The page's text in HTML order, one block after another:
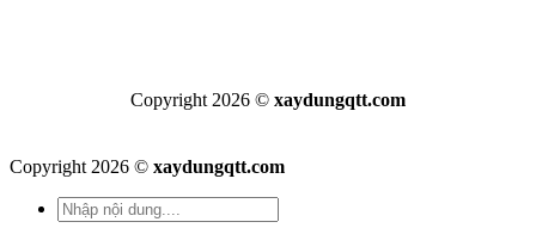
Copyright 2026 © xaydungqtt.com
Copyright 2026 © xaydungqtt.com